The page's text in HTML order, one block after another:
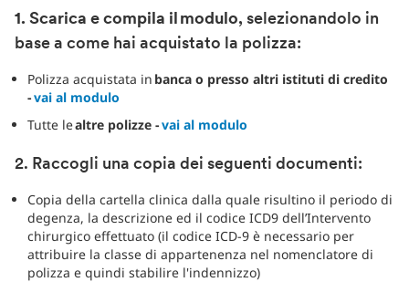
1. Scarica e compila il modulo, selezionandolo in
base a come hai acquistato la polizza:
Polizza acquistata in banca o presso altri istituti di credito
-vai al modulo
Tutte lealtre polizze -vai al modulo
2. Raccogli una copia dei seguenti documenti:
Copia della cartella clinica dalla quale risultino il periodo di
degenza, la descrizione ed il codice ICD9 dell’Intervento
chirurgico effettuato (il codice ICD-9 è necessario per
attribuire la classe di appartenenza nel nomenclatore di
polizza e quindi stabilire l'indennizzo)